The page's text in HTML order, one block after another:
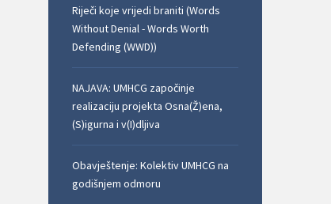
Riječi koje vrijedi braniti (Words
Without Denial - Words Worth
Defending (WWD))
NAJAVA: UMHCG započinje
realizaciju projekta Osna(Ž)ena,
(S)igurna i v(I)dljiva
Obavještenje: Kolektiv UMHCG na
godišnjem odmoru